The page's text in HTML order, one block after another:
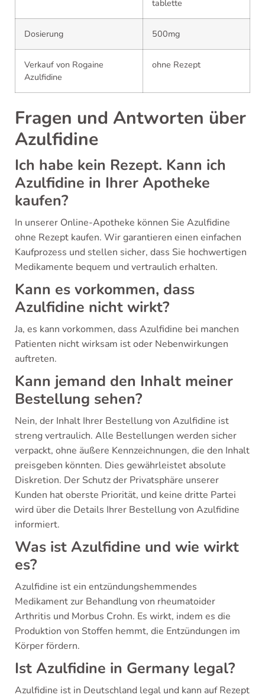
tablette
Dosierung 500mg
Verkauf von Rogaine
Azulfidine
ohne Rezept
Fragen und Antworten über
Azulfidine
Ich habe kein Rezept. Kann ich
Azulfidine in Ihrer Apotheke
kaufen?
In unserer Online-Apotheke können Sie Azulfidine
ohne Rezept kaufen. Wir garantieren einen einfachen
Kaufprozess und stellen sicher, dass Sie hochwertigen
Medikamente bequem und vertraulich erhalten.
Kann es vorkommen, dass
Azulfidine nicht wirkt?
Ja, es kann vorkommen, dass Azulfidine bei manchen
Patienten nicht wirksam ist oder Nebenwirkungen
auftreten.
Kann jemand den Inhalt meiner
Bestellung sehen?
Nein, der Inhalt Ihrer Bestellung von Azulfidine ist
streng vertraulich. Alle Bestellungen werden sicher
verpackt, ohne äußere Kennzeichnungen, die den Inhalt
preisgeben könnten. Dies gewährleistet absolute
Diskretion. Der Schutz der Privatsphäre unserer
Kunden hat oberste Priorität, und keine dritte Partei
wird über die Details Ihrer Bestellung von Azulfidine
informiert.
Was ist Azulfidine und wie wirkt
es?
Azulfidine ist ein entzündungshemmendes
Medikament zur Behandlung von rheumatoider
Arthritis und Morbus Crohn. Es wirkt, indem es die
Produktion von Stoffen hemmt, die Entzündungen im
Körper fördern.
Ist Azulfidine in Germany legal?
Azulfidine ist in Deutschland legal und kann auf Rezept